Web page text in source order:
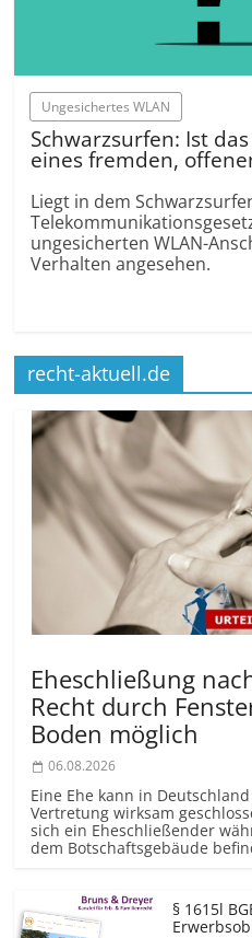
Ungesichertes WLAN
Schwarzsurfen: Ist
eines fremden,
Liegt in dem
ungesicherten WLAN-
Verhalten angesehen.
recht-aktuell.de
Eheschließung
Recht durch
Boden möglich
06.08.2026
Eine Ehe kann in
Vertretung wirksam
sich ein Eheschließender
dem Botschaftsgebäude
§ 1615l